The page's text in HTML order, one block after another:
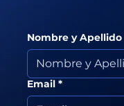
Nombre y Apellido
Email *